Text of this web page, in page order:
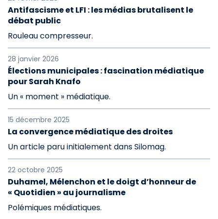
Antifascisme et LFI : les médias brutalisent le
débat public
Rouleau compresseur.
28 janvier 2026
Élections municipales : fascination médiatique
pour Sarah Knafo
Un « moment » médiatique.
15 décembre 2025
La convergence médiatique des droites
Un article paru initialement dans Silomag.
22 octobre 2025
Duhamel, Mélenchon et le doigt d’honneur de
« Quotidien » au journalisme
Polémiques médiatiques.